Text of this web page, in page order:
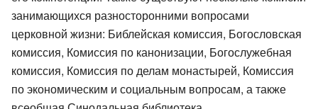
занимающихся разносторонними вопросами
церковной жизни: Библейская комиссия, Богословская
комиссия, Комиссия по канонизации, Богослужебная
комиссия, Комиссия по делам монастырей, Комиссия
по экономическим и социальным вопросам, а также